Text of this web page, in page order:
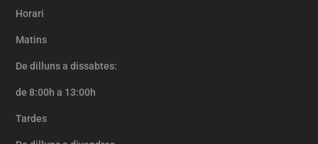
Horari
Matins
De dilluns a dissabtes:
de 8:00h a 13:00h
Tardes